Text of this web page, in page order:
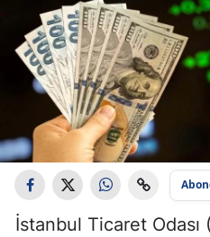
İstanbul Ticaret Odası